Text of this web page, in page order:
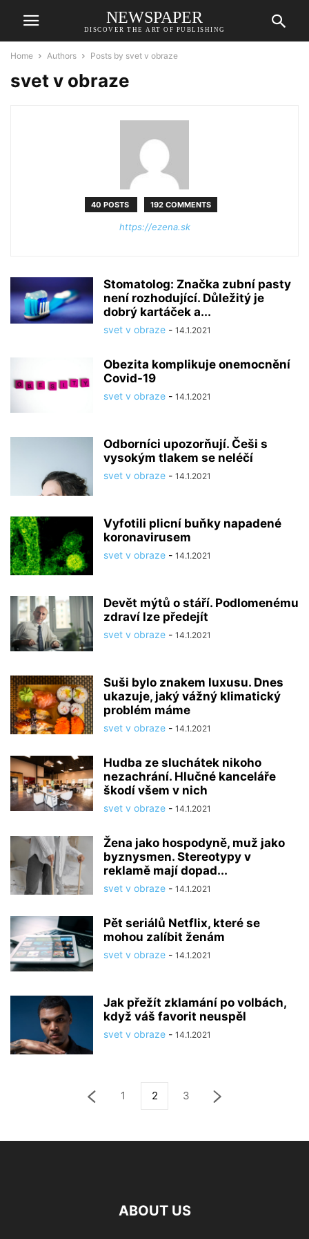
NEWSPAPER
DISCOVER THE ART OF PUBLISHING
Home Authors Posts by svet v obraze
svet v obraze
40 POSTS 192 COMMENTS
https://ezena.sk
Stomatolog: Značka zubní pasty
není rozhodující. Důležitý je
dobrý kartáček a...
svet v obraze - 14.1.2021
Obezita komplikuje onemocnění
Covid-19
svet v obraze - 14.1.2021
Odborníci upozorňují. Češi s
vysokým tlakem se neléčí
svet v obraze - 14.1.2021
Vyfotili plicní buňky napadené
koronavirusem
svet v obraze - 14.1.2021
Devět mýtů o stáří. Podlomenému
zdraví lze předejít
svet v obraze - 14.1.2021
Suši bylo znakem luxusu. Dnes
ukazuje, jaký vážný klimatický
problém máme
svet v obraze - 14.1.2021
Hudba ze sluchátek nikoho
nezachrání. Hlučné kanceláře
škodí všem v nich
svet v obraze - 14.1.2021
Žena jako hospodyně, muž jako
byznysmen. Stereotypy v
reklamě mají dopad...
svet v obraze - 14.1.2021
Pět seriálů Netflix, které se
mohou zalíbit ženám
svet v obraze - 14.1.2021
Jak přežít zklamání po volbách,
když váš favorit neuspěl
svet v obraze - 14.1.2021
1 2 3
ABOUT US